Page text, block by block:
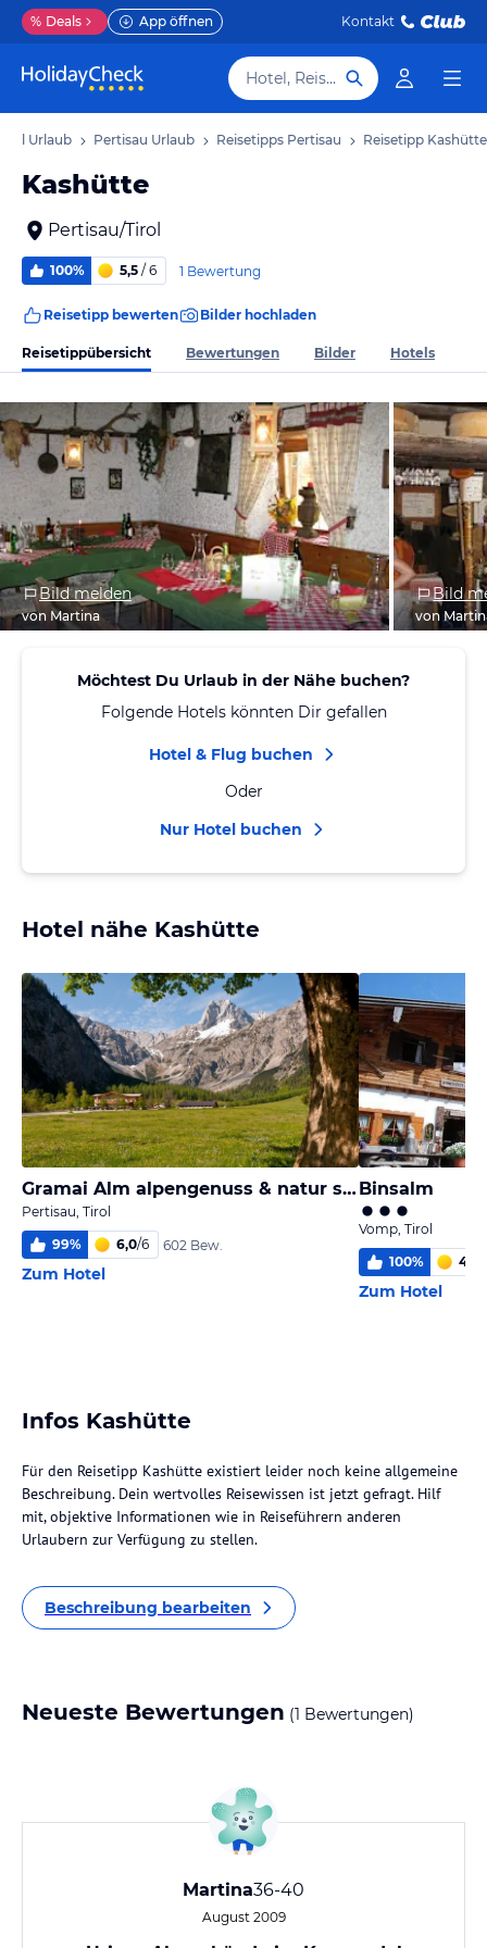
% Deals App öffnen Kontakt
Hotel, Reiseziel
Urlaub Pertisau Urlaub Reisetipps Pertisau Reisetipp Kashütte
Kashütte
Pertisau/Tirol
100% 5,5 / 6 1 Bewertung
Reisetipp bewerten Bilder hochladen
Reisetippübersicht Bewertungen Bilder Hotels
Bild melden
von Martina
Bild
von
Möchtest Du Urlaub in der Nähe buchen?
Folgende Hotels könnten Dir gefallen
Hotel & Flug buchen
Oder
Nur Hotel buchen
Hotel nähe Kashütte
Gramai Alm alpengenuss & natur spa
Pertisau, Tirol
99% 6,0/6 602 Bew.
Zum Hotel
Binsalm
Vomp, Tirol
100% 4,0
Zum Hotel
Infos Kashütte
Für den Reisetipp Kashütte existiert leider noch keine allgemeine
Beschreibung. Dein wertvolles Reisewissen ist jetzt gefragt. Hilf
mit, objektive Informationen wie in Reiseführern anderen
Urlaubern zur Verfügung zu stellen.
Beschreibung bearbeiten
Neueste Bewertungen (1 Bewertungen)
Martina36-40
August 2009